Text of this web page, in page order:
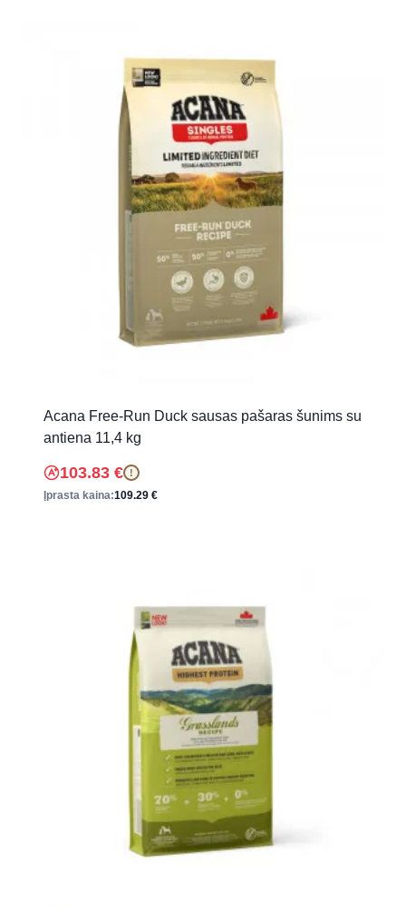
Acana Free-Run Duck sausas pašaras šunims su
antiena 11,4 kg
103.83 € !
Įprasta kaina:109.29 €